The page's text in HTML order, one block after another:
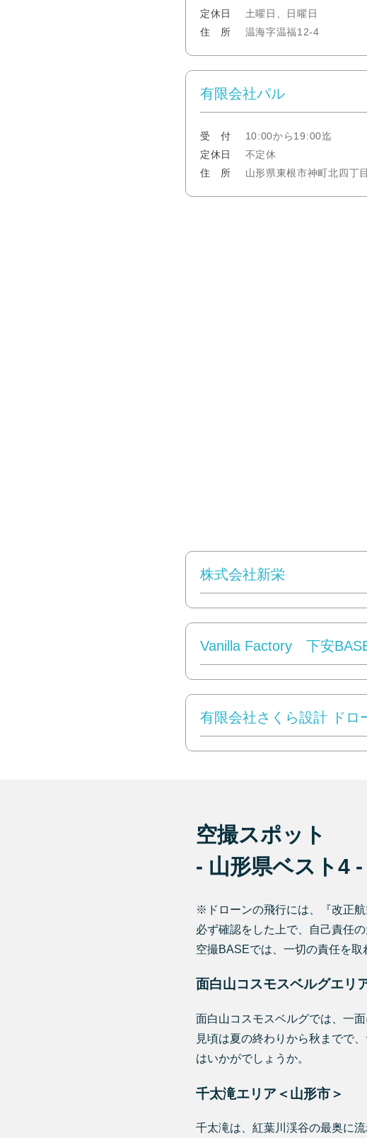
定休日
土曜日、日曜日
住 所 温海字温福12-4
有限会社パル
受 付 10:00から19:00迄
定休日
不定休
住 所 山形県東根市神町北四丁
株式会社新栄
Vanilla Factory 下安
有限会社さくら設計 ドロ
空撮スポット
- 山形県ベスト4 -
※ドローンの飛行には、『改正航
必ず確認をした上で、自己責任
空撮BASEでは、一切の責任を取
面白山コスモスベルグエリ
面白山コスモスベルグでは、一
見頃は夏の終わりから秋までで
はいかがでしょうか。
千太滝エリア＜山形市＞
千太滝は、紅葉川渓谷の最奥に